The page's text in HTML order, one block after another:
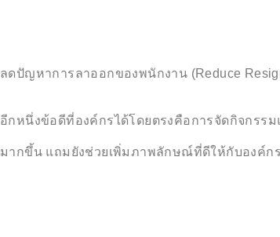
ลดปัญหาการลาออกของพนักงาน (Reduce
อีกหนึ่งข้อดีที่องค์กรได้โดยตรงคือการจัดกิจกรร
มากขึ้น แถมยังช่วยเพิ่มภาพลักษณ์ที่ดีให้กับองค์ก